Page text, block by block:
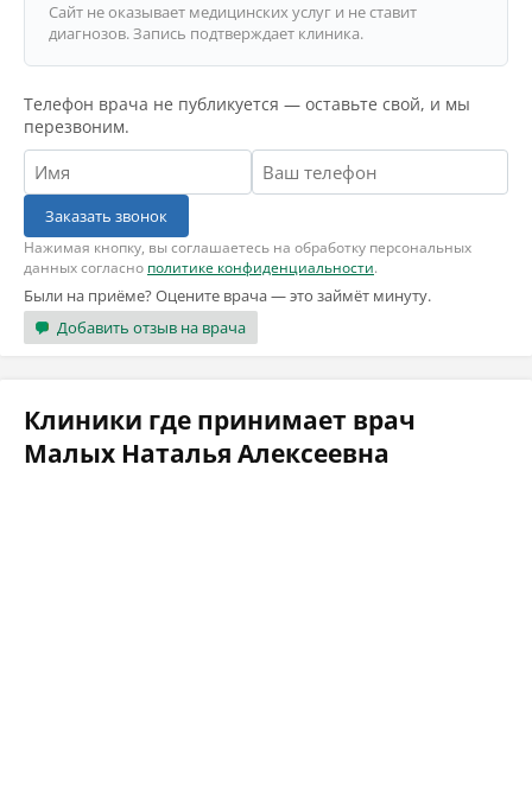
Сайт не оказывает медицинских услуг и не ставит
диагнозов. Запись подтверждает клиника.
Телефон врача не публикуется — оставьте свой, и мы
перезвоним.
Заказать звонок
Нажимая кнопку, вы соглашаетесь на обработку персональных
данных согласно политике конфиденциальности.
Были на приёме? Оцените врача — это займёт минуту.
Добавить отзыв на врача
Клиники где принимает врач
Малых Наталья Алексеевна